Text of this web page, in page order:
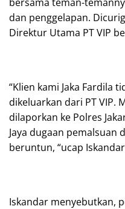
dan penggelapan.
Direktur Utama PT VIP
“Klien kami Jaka Fardila
dikeluarkan dari PT VIP.
dilaporkan ke Polres
Jaya dugaan pemalsuan
beruntun, “ucap
Iskandar menyebutkan,